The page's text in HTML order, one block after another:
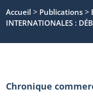
Accueil > Publications >
INTERNATIONALES :
Chronique